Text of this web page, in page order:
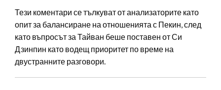
Тези коментари се тълкуват от анализаторите като
опит за балансиране на отношенията с Пекин, след
като въпросът за Тайван беше поставен от Си
Дзинпин като водещ приоритет по време на
двустранните разговори.